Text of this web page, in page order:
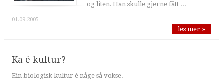
og liten. Han skulle gjerne fått ...
01.09.2005
les mer »
Ka é kultur?
Ein biologisk kultur é någe så vokse.